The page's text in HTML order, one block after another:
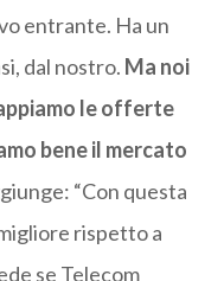
entrante. Ha un
dal nostro. Ma noi
le offerte
bene il mercato
“Con questa
rispetto a
se Telecom